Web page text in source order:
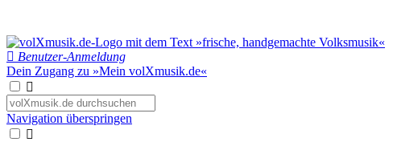
Benutzer-Anmeldung
Dein Zugang zu »Mein volXmusik.de«
Navigation überspringen